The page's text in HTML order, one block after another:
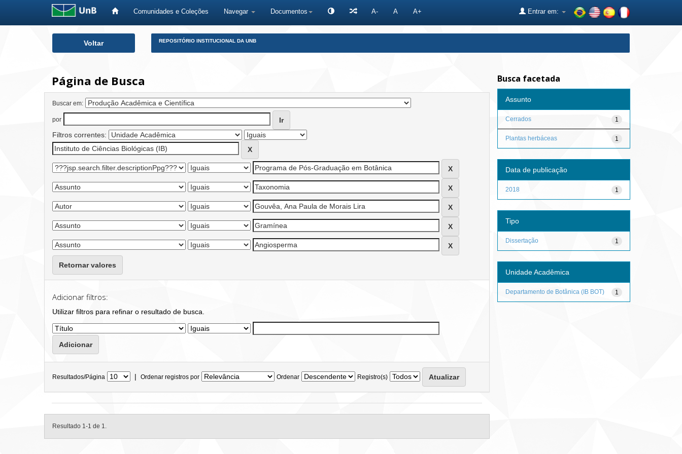
Comunidades e Coleções Navegar Documentos A- A A+ Entrar em:
Voltar REPOSITÓRIO INSTITUCIONAL DA UNB
Página de Busca
Buscar em:
por
Filtros correntes:
Retornar valores
Adicionar filtros:
Utilizar filtros para refinar o resultado de busca.
Resultados/Página | Ordenar registros por Ordenar Registro(s)
Resultado 1-1 de 1.
Busca facetada
Assunto
1
Cerrados
1
Plantas herbáceas
Data de publicação
1
2018
Tipo
1
Dissertação
Unidade Acadêmica
1
Departamento de Botânica (IB BOT)